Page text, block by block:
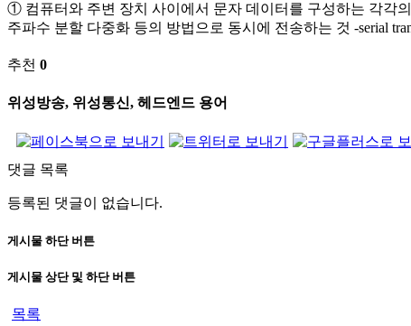
① 컴퓨터와 주변 장치 사이에서 문자 데이터를 구성하는 각각
주파수 분할 다중화 등의 방법으로 동시에 전송하는 것 -serial
추천 0
위성방송, 위성통신, 헤드엔드 용어
댓글 목록
등록된 댓글이 없습니다.
게시물 하단 버튼
게시물 상단 및 하단 버튼
목록